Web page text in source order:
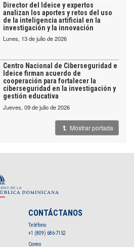
Director del Ideice y expertos
analizan los aportes y retos del uso
de la inteligencia artificial en la
investigación y la innovación
lunes, 13 de julio de 2026
Centro Nacional de Ciberseguridad e
Ideice firman acuerdo de
cooperación para fortalecer la
ciberseguridad en la investigación y
gestión educativa
jueves, 09 de julio de 2026
Mostrar portada
CONTÁCTANOS
Teléfono
+1 (809) 686-7152
Correo